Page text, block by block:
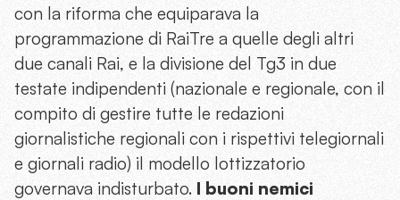
con la riforma che equiparava la
programmazione di RaiTre a quelle degli altri
due canali Rai, e la divisione del Tg3 in due
testate indipendenti (nazionale e regionale, con il
compito di gestire tutte le redazioni
giornalistiche regionali con i rispettivi telegiornali
e giornali radio) il modello lottizzatorio
governava indisturbato. I buoni nemici